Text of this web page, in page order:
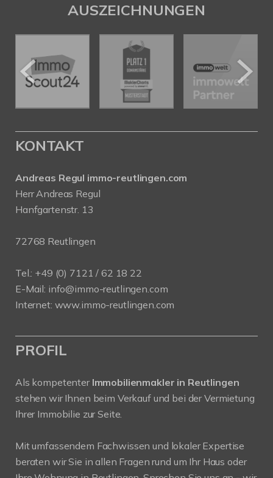
AUSZEICHNUNGEN
KONTAKT
Andreas Regul immo-reutlingen.com
Herr Andreas Regul
Hanfgartenstr. 13
72768 Reutlingen
Tel.: +49 (0) 7121 / 62 18 22
E-Mail: info@immo-reutlingen.com
Internet: www.immo-reutlingen.com
PROFIL
Als kompetenter Immobilienmakler in Reutlingen
stehen wir Ihnen beim Verkauf und bei der Vermietung
Ihrer Immobilie zur Seite.
Mit umfassendem Fachwissen und lokaler Expertise
beraten wir Sie in allen Fragen rund um Ihr Haus oder